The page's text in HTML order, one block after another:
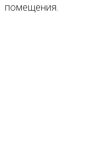
помещения.